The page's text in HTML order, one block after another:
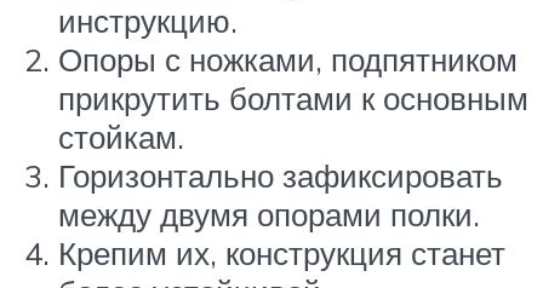
инструкцию.
Опоры с ножками, подпятником
прикрутить болтами к основным
стойкам.
Горизонтально зафиксировать
между двумя опорами полки.
Крепим их, конструкция станет